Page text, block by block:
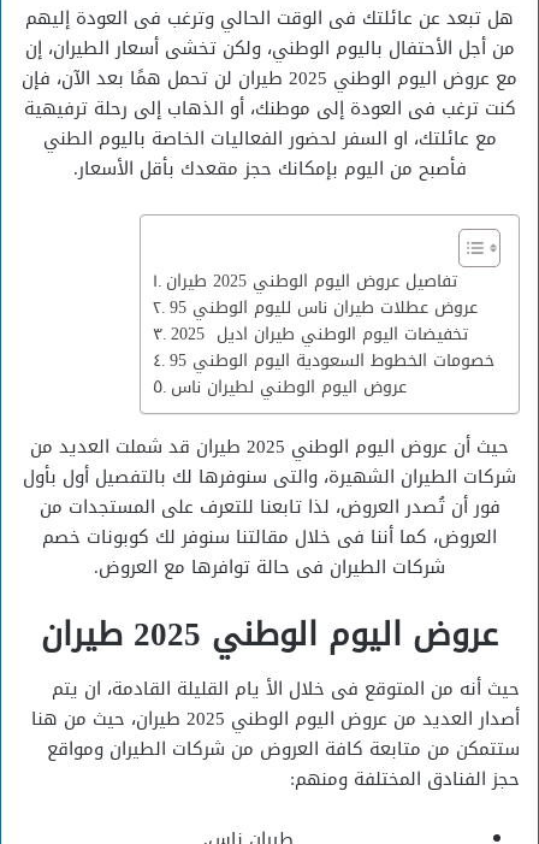
هل تبعد عن عائلتك فى الوقت الحالي وترغب فى العودة إليهم
من أجل الأحتفال باليوم الوطني، ولكن تخشى أسعار الطيران، إن
مع عروض اليوم الوطني 2025 طيران لن تحمل همًا بعد الآن، فإن
كنت ترغب فى العودة إلى موطنك، أو الذهاب إلى رحلة ترفيهية
مع عائلتك، او السفر لحضور الفعاليات الخاصة باليوم الطني
فأصبح من اليوم بإمكانك حجز مقعدك بأقل الأسعار.
تفاصيل عروض اليوم الوطني 2025 طيران
عروض عطلات طيران ناس لليوم الوطني 95
تخفيضات اليوم الوطني طيران اديل 2025
خصومات الخطوط السعودية اليوم الوطني 95
عروض اليوم الوطني لطيران ناس
حيث أن عروض اليوم الوطني 2025 طيران قد شملت العديد من
شركات الطيران الشهيرة، والتى سنوفرها لك بالتفصيل أول بأول
فور أن تُصدر العروض، لذا تابعنا للتعرف على المستجدات من
العروض، كما أننا فى خلال مقالتنا سنوفر لك كوبونات خصم
شركات الطيران فى حالة توافرها مع العروض.
عروض اليوم الوطني 2025 طيران
حيث أنه من المتوقع فى خلال الأ يام القليلة القادمة، ان يتم
أصدار العديد من عروض اليوم الوطني 2025 طيران، حيث من هنا
ستتمكن من متابعة كافة العروض من شركات الطيران ومواقع
حجز الفنادق المختلفة ومنهم: